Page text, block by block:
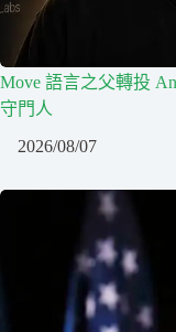
Move 語言之父轉投
守門人
2026/08/07